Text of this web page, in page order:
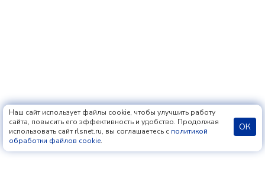
Наш сайт использует файлы cookie, чтобы улучшить работу
сайта, повысить его эффективность и удобство. Продолжая
использовать сайт rlsnet.ru, вы соглашаетесь с политикой
обработки файлов cookie.
ОК